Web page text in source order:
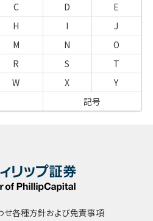
C D
E
H I
J
M N
O
R S
T
W X
Y
記号
せ各種方針および免責事項